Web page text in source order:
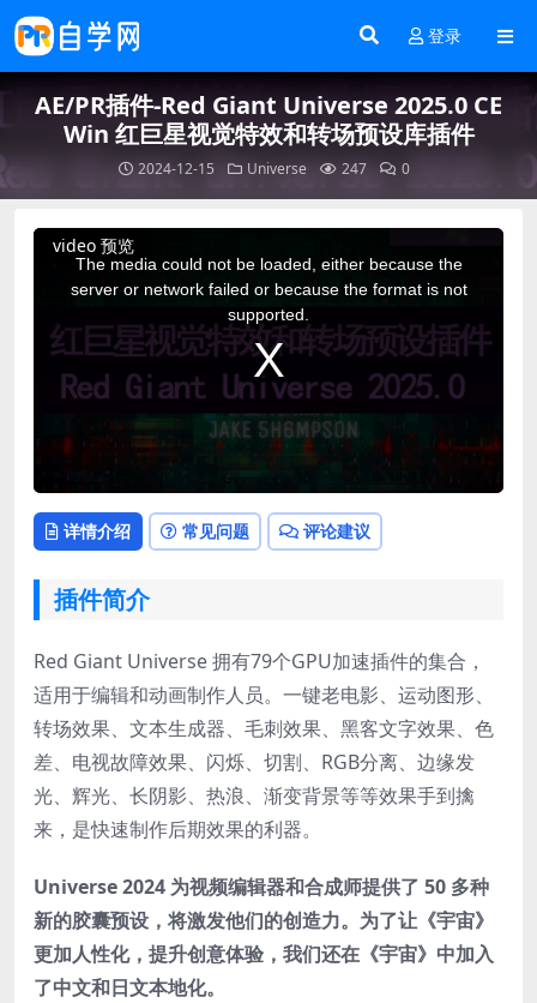
登录
AE/PR插件-Red Giant Universe 2025.0 CE
Win 红巨星视觉特效和转场预设库插件
2024-12-15 Universe 247 0
video 预览
This
The media could not be loaded, either because the
server or network failed or because the format is not
supported.
详情介绍 常见问题 评论建议
插件简介
Red Giant Universe 拥有79个GPU加速插件的集合，
适用于编辑和动画制作人员。一键老电影、运动图形、
转场效果、文本生成器、毛刺效果、黑客文字效果、色
差、电视故障效果、闪烁、切割、RGB分离、边缘发
光、辉光、长阴影、热浪、渐变背景等等效果手到擒
来，是快速制作后期效果的利器。
Universe 2024 为视频编辑器和合成师提供了 50 多种
新的胶囊预设，将激发他们的创造力。为了让《宇宙》
更加人性化，提升创意体验，我们还在《宇宙》中加入
了中文和日文本地化。